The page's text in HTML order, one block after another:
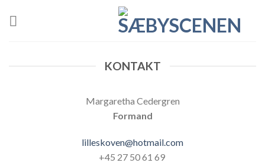
KONTAKT
Margaretha Cedergren
Formand
lilleskoven@hotmail.com
+45 27 50 61 69